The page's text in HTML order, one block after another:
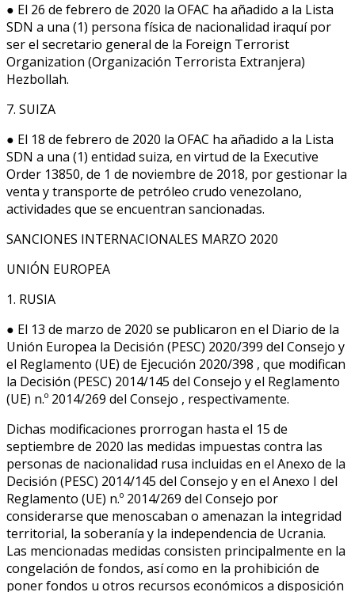
● El 26 de febrero de 2020 la OFAC ha añadido a la Lista
SDN a una (1) persona física de nacionalidad iraquí por
ser el secretario general de la Foreign Terrorist
Organization (Organización Terrorista Extranjera)
Hezbollah.
7. SUIZA
● El 18 de febrero de 2020 la OFAC ha añadido a la Lista
SDN a una (1) entidad suiza, en virtud de la Executive
Order 13850, de 1 de noviembre de 2018, por gestionar la
venta y transporte de petróleo crudo venezolano,
actividades que se encuentran sancionadas.
SANCIONES INTERNACIONALES MARZO 2020
UNIÓN EUROPEA
1. RUSIA
● El 13 de marzo de 2020 se publicaron en el Diario de la
Unión Europea la Decisión (PESC) 2020/399 del Consejo y
el Reglamento (UE) de Ejecución 2020/398 , que modifican
la Decisión (PESC) 2014/145 del Consejo y el Reglamento
(UE) n.º 2014/269 del Consejo , respectivamente.
Dichas modificaciones prorrogan hasta el 15 de
septiembre de 2020 las medidas impuestas contra las
personas de nacionalidad rusa incluidas en el Anexo de la
Decisión (PESC) 2014/145 del Consejo y en el Anexo I del
Reglamento (UE) n.º 2014/269 del Consejo por
considerarse que menoscaban o amenazan la integridad
territorial, la soberanía y la independencia de Ucrania.
Las mencionadas medidas consisten principalmente en la
congelación de fondos, así como en la prohibición de
poner fondos u otros recursos económicos a disposición